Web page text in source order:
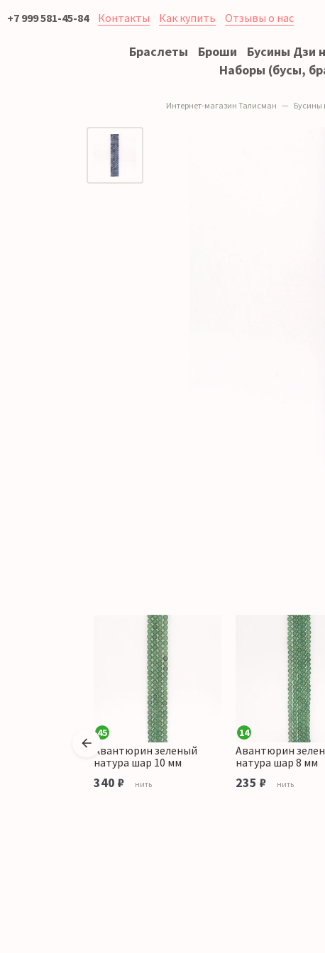
+7 999 581-45-84 Контакты Как купить Отзывы о нас
Браслеты Броши Бусины Дзи
Наборы (бусы,
Интернет-магазин Талисман Бусины
45
Авантюрин зеленый
натура шар 10 мм
340 ₽ нить
14
Авантюрин
натура шар 8 мм
235 ₽ нить